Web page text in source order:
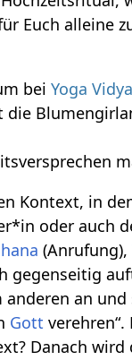
Euch alleine
beiYoga
Kontext, in
oder
(Anrufung),
gegenseitig
an
Gott
Danach